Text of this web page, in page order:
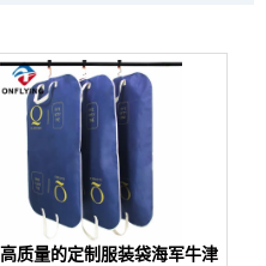
高质量的定制服装袋海军牛津